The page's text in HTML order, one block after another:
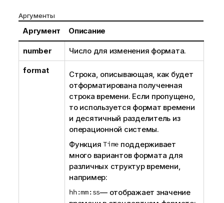
Аргументы
Аргумент Описание
number Число для изменения формата.
format
Строка, описывающая, как будет
отформатирована полученная
строка времени. Если пропущено,
то используется формат времени
и десятичный разделитель из
операционной системы.
Функция Time поддерживает
много вариантов формата для
различных структур времени,
например:
hh:mm:ss— отображает значение